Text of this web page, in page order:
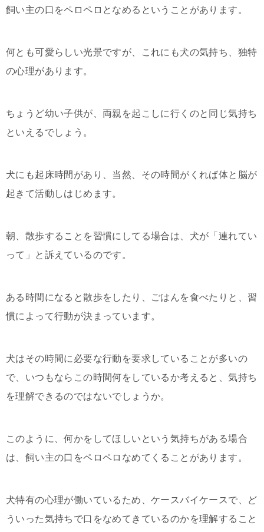
飼い主の口をペロペロとなめるということがあります。
何とも可愛らしい光景ですが、これにも犬の気持ち、独特
の心理があります。
ちょうど幼い子供が、両親を起こしに行くのと同じ気持ち
といえるでしょう。
犬にも起床時間があり、当然、その時間がくれば体と脳が
起きて活動しはじめます。
朝、散歩することを習慣にしてる場合は、犬が「連れてい
って」と訴えているのです。
ある時間になると散歩をしたり、ごはんを食べたりと、習
慣によって行動が決まっています。
犬はその時間に必要な行動を要求していることが多いの
で、いつもならこの時間何をしているか考えると、気持ち
を理解できるのではないでしょうか。
このように、何かをしてほしいという気持ちがある場合
は、飼い主の口をペロペロなめてくることがあります。
犬特有の心理が働いているため、ケースバイケースで、ど
ういった気持ちで口をなめてきているのかを理解すること